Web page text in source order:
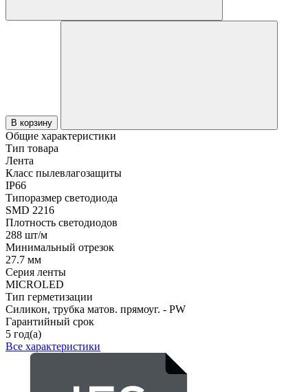
В корзину
Общие характеристики
Тип товара
Лента
Класс пылевлагозащиты
IP66
Типоразмер светодиода
SMD 2216
Плотность светодиодов
288 шт/м
Минимальный отрезок
27.7 мм
Серия ленты
MICROLED
Тип герметизации
Силикон, трубка матов. прямоуг. - PW
Гарантийный срок
5 год(а)
Все характеристики